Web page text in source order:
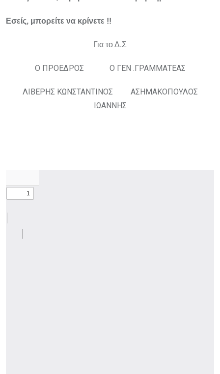
Εσείς, μπορείτε να κρίνετε !!
Για το Δ.Σ
Ο ΠΡΟΕΔΡΟΣ Ο ΓΕΝ .ΓΡΑΜΜΑΤΕΑΣ
ΛΙΒΕΡΗΣ ΚΩΝΣΤΑΝΤΙΝΟΣ ΑΣΗΜΑΚΟΠΟΥΛΟΣ
ΙΩΑΝΝΗΣ